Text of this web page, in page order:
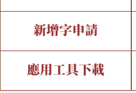
全字庫介紹
中文碼介紹
IDS查詢
複合查詢
新增字申請
新字申請處理流程
字形即時顯示
應用工具下載